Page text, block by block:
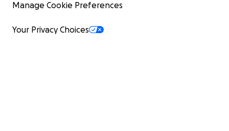
Manage Cookie Preferences
Your Privacy Choices